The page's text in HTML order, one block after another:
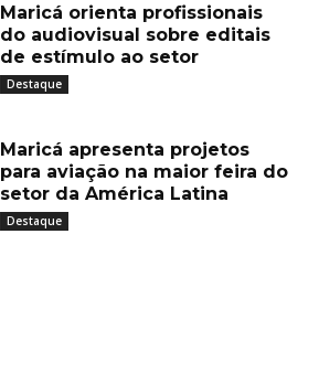
Maricá orienta profissionais
do audiovisual sobre editais
de estímulo ao setor
Destaque
Maricá apresenta projetos
para aviação na maior feira do
setor da América Latina
Destaque